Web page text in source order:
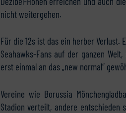
nicht weitergehen.
Für die 12s ist das ein herber Verlust.
Seahawks-Fans auf der ganzen
erst einmal an das „new normal“
Vereine wie Borussia
Stadion verteilt, andere